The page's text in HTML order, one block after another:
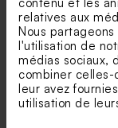
relatives aux
Nous
l'utilisation de
médias sociaux,
combiner celles-
leur avez
utilisation de
Faire part
et motifs fleurs